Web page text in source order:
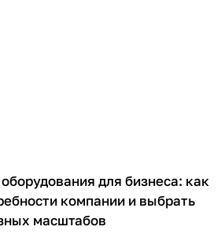
для бизнеса: как
компании и выбрать
масштабов